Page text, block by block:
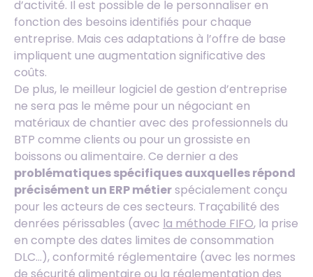
d’activité. Il est possible de le personnaliser en
fonction des besoins identifiés pour chaque
entreprise. Mais ces adaptations à l’offre de base
impliquent une augmentation significative des
coûts.
De plus, le meilleur logiciel de gestion d’entreprise
ne sera pas le même pour un négociant en
matériaux de chantier avec des professionnels du
BTP comme clients ou pour un grossiste en
boissons ou alimentaire. Ce dernier a des
problématiques spécifiques auxquelles répond
précisément un ERP métierspécialement conçu
pour les acteurs de ces secteurs. Traçabilité des
denrées périssables (avec la méthode FIFO, la prise
en compte des dates limites de consommation
DLC…), conformité réglementaire (avec les normes